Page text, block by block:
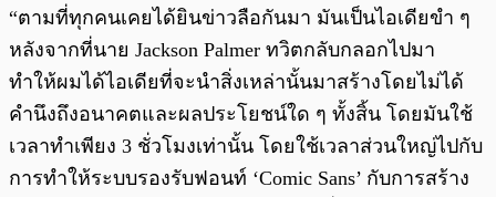
“ตามที่ทุกคนเคยได้ยินข่าวลือกันมา มันเป็นไอเดียขำ ๆ
หลังจากที่นาย Jackson Palmer ทวิตกลับกลอกไปมา
ทำให้ผมได้ไอเดียที่จะนำสิ่งเหล่านั้นมาสร้างโดยไม่ได้
คำนึงถึงอนาคตและผลประโยชน์ใด ๆ ทั้งสิ้น โดยมันใช้
เวลาทำเพียง 3 ชั่วโมงเท่านั้น โดยใช้เวลาส่วนใหญ่ไปกับ
การทำให้ระบบรองรับฟอนท์ ‘Comic Sans’ กับการสร้าง